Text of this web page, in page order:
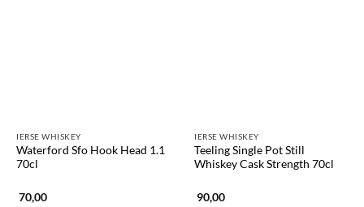
IERSE WHISKEY
Waterford Sfo Hook Head 1.1
70cl
70,00
IERSE WHISKEY
Teeling Single Pot Still
Whiskey Cask Strength 70cl
90,00